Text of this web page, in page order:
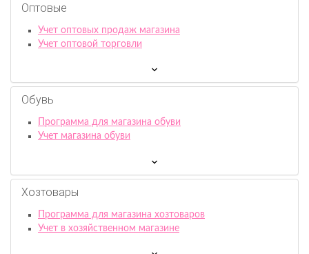
Оптовые
Учет оптовых продаж магазина
Учет оптовой торговли
Обувь
Программа для магазина обуви
Учет магазина обуви
Хозтовары
Программа для магазина хозтоваров
Учет в хозяйственном магазине